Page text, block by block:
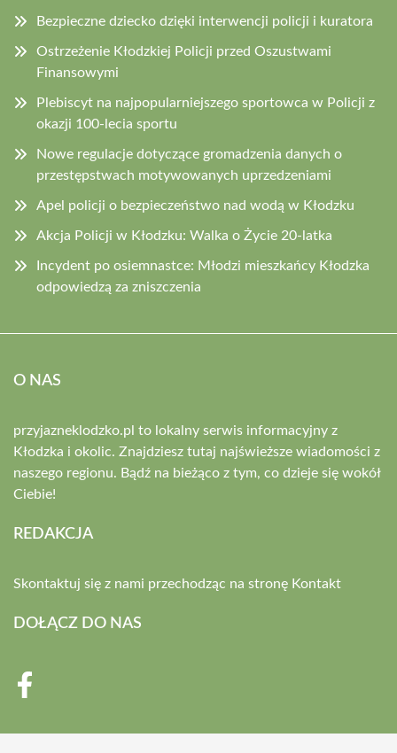
Bezpieczne dziecko dzięki interwencji policji i kuratora
Ostrzeżenie Kłodzkiej Policji przed Oszustwami
Finansowymi
Plebiscyt na najpopularniejszego sportowca w Policji z
okazji 100-lecia sportu
Nowe regulacje dotyczące gromadzenia danych o
przestępstwach motywowanych uprzedzeniami
Apel policji o bezpieczeństwo nad wodą w Kłodzku
Akcja Policji w Kłodzku: Walka o Życie 20-latka
Incydent po osiemnastce: Młodzi mieszkańcy Kłodzka
odpowiedzą za zniszczenia
O NAS
przyjazneklodzko.pl to lokalny serwis informacyjny z
Kłodzka i okolic. Znajdziesz tutaj najświeższe wiadomości z
naszego regionu. Bądź na bieżąco z tym, co dzieje się wokół
Ciebie!
REDAKCJA
Skontaktuj się z nami przechodząc na stronę Kontakt
DOŁĄCZ DO NAS